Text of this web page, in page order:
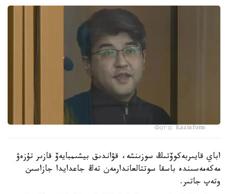
Фото: Kazinform
اباي قايىربەكوۆتىڭ سوزىنشە، قۋاندىق بيشىمبايەۆ قازىر تۇزەۋ
مەكەمەسىندە باسقا سوتتالعاندارمەن تەڭ جاعدايدا جازاسىن
وتەپ جاتىر.